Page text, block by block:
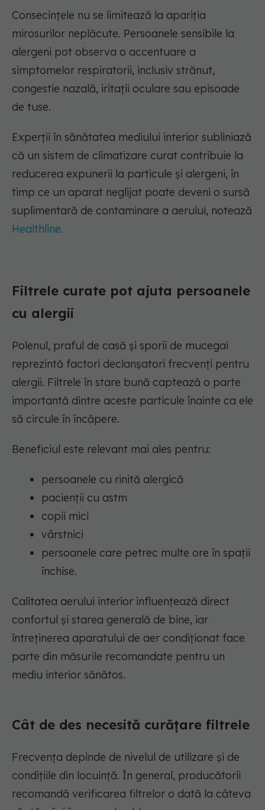
Consecințele nu se limitează la apariția
mirosurilor neplăcute. Persoanele sensibile la
alergeni pot observa o accentuare a
simptomelor respiratorii, inclusiv strănut,
congestie nazală, iritații oculare sau episoade
de tuse.
Experții în sănătatea mediului interior subliniază
că un sistem de climatizare curat contribuie la
reducerea expunerii la particule și alergeni, în
timp ce un aparat neglijat poate deveni o sursă
suplimentară de contaminare a aerului, notează
Healthline.
Filtrele curate pot ajuta persoanele
cu alergii
Polenul, praful de casă și sporii de mucegai
reprezintă factori declanșatori frecvenți pentru
alergii. Filtrele în stare bună captează o parte
importantă dintre aceste particule înainte ca ele
să circule în încăpere.
Beneficiul este relevant mai ales pentru:
persoanele cu rinită alergică
pacienții cu astm
copii mici
vârstnici
persoanele care petrec multe ore în spații
închise.
Calitatea aerului interior influențează direct
confortul și starea generală de bine, iar
întreținerea aparatului de aer condiționat face
parte din măsurile recomandate pentru un
mediu interior sănătos.
Cât de des necesită curățare filtrele
Frecvența depinde de nivelul de utilizare și de
condițiile din locuință. În general, producătorii
recomandă verificarea filtrelor o dată la câteva